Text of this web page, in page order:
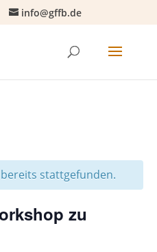
info@gffb.de
stattgefunden.
zu